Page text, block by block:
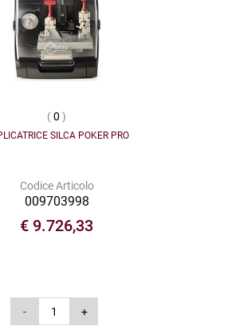
(0 )
SILCA POKER PRO
Codice Articolo
009703998
€ 9.726,33